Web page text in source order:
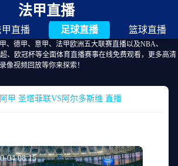
法甲直播
甲直播 足球直播 篮球直播
、德甲、意甲、法甲欧洲五大联赛直播以及NBA、
、欧冠杯等全面体育直播赛事在线免费观看，更多高清
像视频回放等你来探索！
阿甲 圣塔菲联VS阿尔多斯维 直播
04 08:15